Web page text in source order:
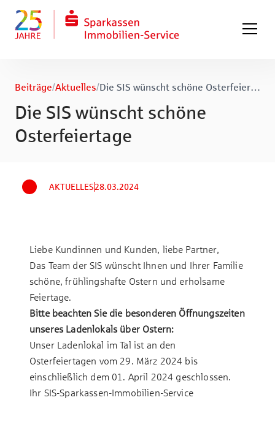
Zum Fuß springen
Beiträge/Aktuelles/ Die SIS wünscht schöne Osterfeiertage
Die SIS wünscht schöne
Osterfeiertage
AKTUELLES28.03.2024
Liebe Kundinnen und Kunden, liebe Partner,
Das Team der SIS wünscht Ihnen und Ihrer Familie
schöne, frühlingshafte Ostern und erholsame
Feiertage.
Bitte beachten Sie die besonderen Öffnungszeiten
unseres Ladenlokals über Ostern:
Unser Ladenlokal im Tal ist an den
Osterfeiertagen vom 29. März 2024 bis
einschließlich dem 01. April 2024 geschlossen.
Ihr SIS-Sparkassen-Immobilien-Service